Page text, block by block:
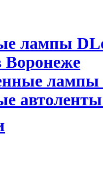
лампы
Воронеже